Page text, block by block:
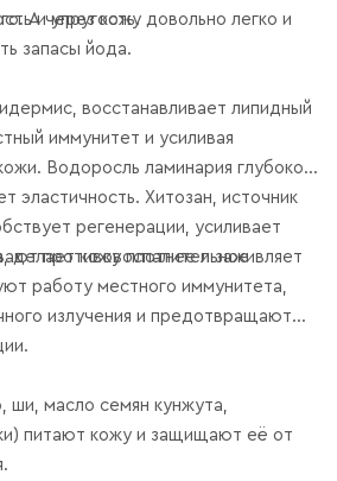
А через кожу довольно легко и
запасы йода.
и упругость.
восстанавливает липидный
иммунитет и усиливая
Водоросль ламинария глубоко
эластичность. Хитозан, источник
регенерации, усиливает
делает кожу плотнее и заживляет
противовоспалительное
работу местного иммунитета,
излучения и предотвращают
ши, масло семян кунжута,
питают кожу и защищают её от